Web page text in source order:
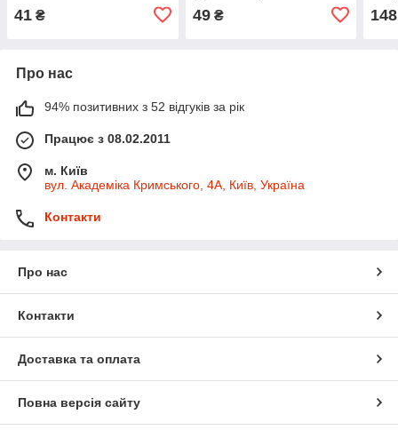
41 ₴ 49₴ 148
Про нас
94% позитивних з 52 відгуків за рік
Працює з 08.02.2011
м. Київ
вул. Академіка Кримського, 4А, Київ, Україна
Контакти
Про нас
Контакти
Доставка та оплата
Повна версія сайту